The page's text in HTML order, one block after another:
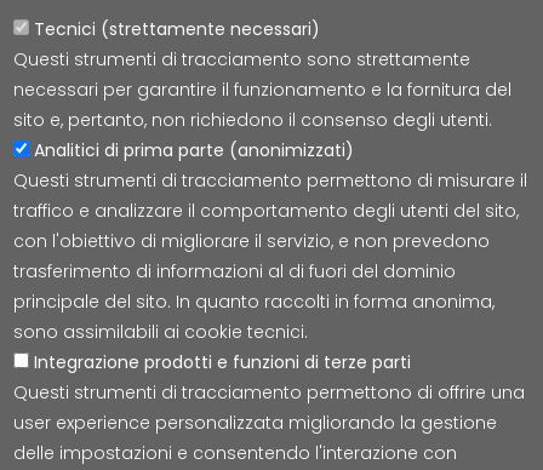
Tecnici (strettamente necessari)
Questi strumenti di tracciamento sono strettamente
necessari per garantire il funzionamento e la fornitura del
sito e, pertanto, non richiedono il consenso degli utenti.
Analitici di prima parte (anonimizzati)
Questi strumenti di tracciamento permettono di misurare il
traffico e analizzare il comportamento degli utenti del sito,
con l'obiettivo di migliorare il servizio, e non prevedono
trasferimento di informazioni al di fuori del dominio
principale del sito. In quanto raccolti in forma anonima,
sono assimilabili ai cookie tecnici.
Integrazione prodotti e funzioni di terze parti
Questi strumenti di tracciamento permettono di offrire una
user experience personalizzata migliorando la gestione
delle impostazioni e consentendo l'interazione con
Lepida S.c.p.A.
Via della Liberazione 15, 40128 Bologna
PEC:
segreteria@pec.lepida.it
Capitale Sociale i.v. ad oggi € 69.881.000,00
P.IVA/CF 02770891204
Accessibilità Cookie Privacy Social Media Mappa